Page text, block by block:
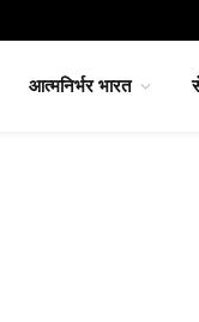
आत्मनिर्भर भारत